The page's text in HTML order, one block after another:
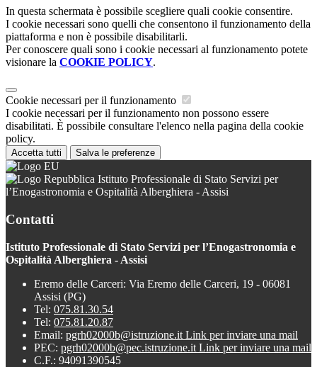
In questa schermata è possibile scegliere quali cookie consentire.
I cookie necessari sono quelli che consentono il funzionamento della
piattaforma e non è possibile disabilitarli.
Per conoscere quali sono i cookie necessari al funzionamento potete
visionare la COOKIE POLICY.
Cookie necessari per il funzionamento
I cookie necessari per il funzionamento non possono essere
disabilitati. È possibile consultare l'elenco nella pagina della cookie
policy.
Accetta tutti Salva le preferenze
Istituto Professionale di Stato Servizi per
l’Enogastronomia e Ospitalità Alberghiera - Assisi
Contatti
Istituto Professionale di Stato Servizi per l’Enogastronomia e
Ospitalità Alberghiera - Assisi
Eremo delle Carceri: Via Eremo delle Carceri, 19 - 06081
Assisi (PG)
Tel: 075.81.30.54
Tel: 075.81.20.87
Email: pgrh02000b@istruzione.it Link per inviare una mail
PEC: pgrh02000b@pec.istruzione.it Link per inviare una mail
C.F.: 94091390545